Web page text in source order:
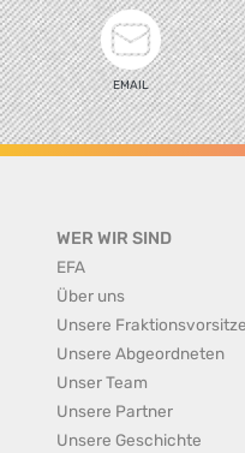
EMAIL
WER WIR SIND
EFA
Über uns
Unsere
Unsere Abgeordneten
Unser Team
Unsere Partner
Unsere Geschichte